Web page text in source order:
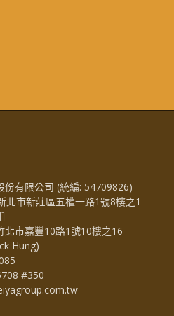
份有限公司 (統編: 54709826)
北市新莊區五權一路1號8樓之1
］
北市嘉豐10路1號10樓之16
Hung)
#350